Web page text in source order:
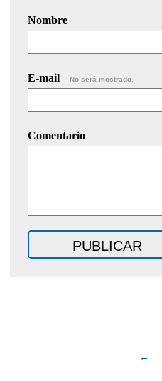
Nombre
E-mail No será mostrado.
Comentario
←